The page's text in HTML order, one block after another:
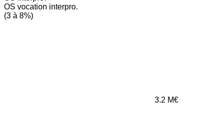
OS vocation interpro.
(3 à 8%)
3.2 M€